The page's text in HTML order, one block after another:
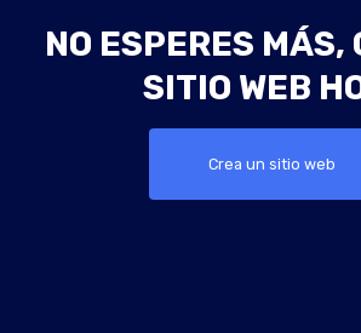
NO ESPERES MÁS,
SITIO WEB
Crea un sitio web